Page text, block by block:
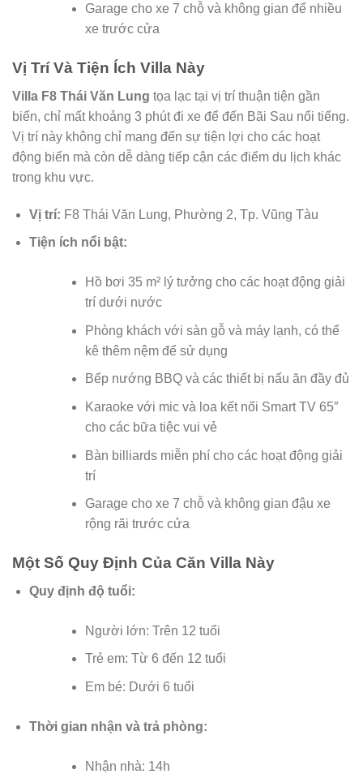
Garage cho xe 7 chỗ và không gian để nhiều
xe trước cửa
Vị Trí Và Tiện Ích Villa Này
Villa F8 Thái Văn Lung tọa lạc tại vị trí thuận tiện gần
biển, chỉ mất khoảng 3 phút đi xe để đến Bãi Sau nổi tiếng.
Vị trí này không chỉ mang đến sự tiện lợi cho các hoạt
động biển mà còn dễ dàng tiếp cận các điểm du lịch khác
trong khu vực.
Vị trí: F8 Thái Văn Lung, Phường 2, Tp. Vũng Tàu
Tiện ích nổi bật:
Hồ bơi 35 m² lý tưởng cho các hoạt động giải
trí dưới nước
Phòng khách với sàn gỗ và máy lạnh, có thể
kê thêm nệm để sử dụng
Bếp nướng BBQ và các thiết bị nấu ăn đầy đủ
Karaoke với mic và loa kết nối Smart TV 65″
cho các bữa tiệc vui vẻ
Bàn billiards miễn phí cho các hoạt động giải
trí
Garage cho xe 7 chỗ và không gian đậu xe
rộng rãi trước cửa
Một Số Quy Định Của Căn Villa Này
Quy định độ tuổi:
Người lớn: Trên 12 tuổi
Trẻ em: Từ 6 đến 12 tuổi
Em bé: Dưới 6 tuổi
Thời gian nhận và trả phòng:
Nhận nhà: 14h